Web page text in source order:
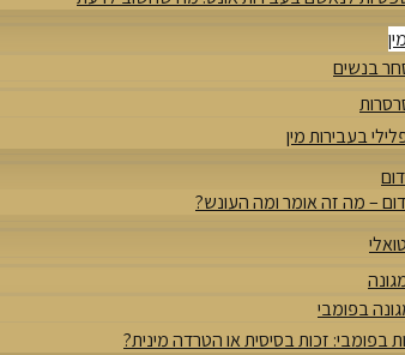
בנשים
בעבירות מין
– מה זה אומר ומה העונש?
בפומבי
בפומבי: זכות בסיסית או הטרדה מינית?